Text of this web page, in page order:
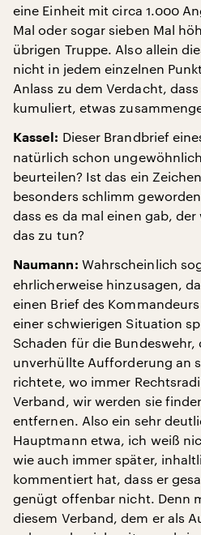
eine Einheit mit circa 1.000
Mal oder sogar sieben Mal
übrigen Truppe. Also allein
nicht in jedem einzelnen
Anlass zu dem Verdacht,
kumuliert, etwas
Kassel: Dieser Brandbrief
natürlich schon
beurteilen? Ist das ein
besonders schlimm
dass es da mal einen gab,
das zu tun?
Naumann: Wahrscheinlich
ehrlicherweise hinzusagen,
einen Brief des
einer schwierigen Situation
Schaden für die Bundeswehr,
unverhüllte Aufforderung an
richtete, wo immer
Verband, wir werden sie
entfernen. Also ein sehr
Hauptmann etwa, ich weiß
wie auch immer später,
kommentiert hat, dass er
genügt offenbar nicht. Denn
diesem Verband, dem er als